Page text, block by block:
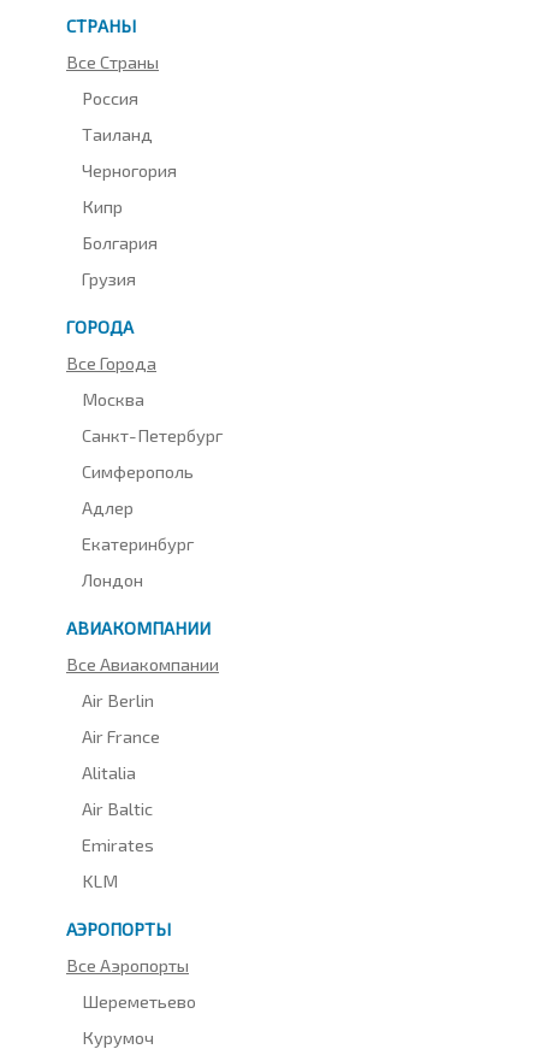
СТРАНЫ
Все Страны
Россия
Таиланд
Черногория
Кипр
Болгария
Грузия
ГОРОДА
Все Города
Москва
Санкт-Петербург
Симферополь
Адлер
Екатеринбург
Лондон
АВИАКОМПАНИИ
Все Авиакомпании
Air Berlin
Air France
Alitalia
Air Baltic
Emirates
KLM
АЭРОПОРТЫ
Все Аэропорты
Шереметьево
Курумоч